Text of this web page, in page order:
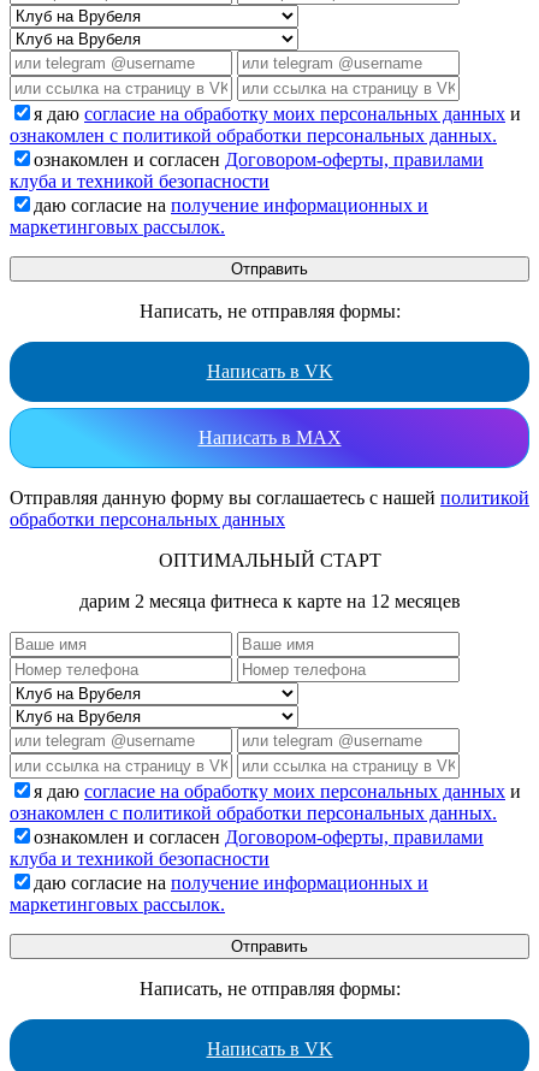
я даю согласие на обработку моих персональных данных и
ознакомлен с политикой обработки персональных данных.
ознакомлен и согласен Договором-оферты, правилами
клуба и техникой безопасности
даю согласие на получение информационных и
маркетинговых рассылок.
Написать, не отправляя формы:
Написать в VK
Написать в MAX
Отправляя данную форму вы соглашаетесь с нашей политикой
обработки персональных данных
ОПТИМАЛЬНЫЙ СТАРТ
дарим 2 месяца фитнеса к карте на 12 месяцев
я даю согласие на обработку моих персональных данных и
ознакомлен с политикой обработки персональных данных.
ознакомлен и согласен Договором-оферты, правилами
клуба и техникой безопасности
даю согласие на получение информационных и
маркетинговых рассылок.
Написать, не отправляя формы:
Написать в VK